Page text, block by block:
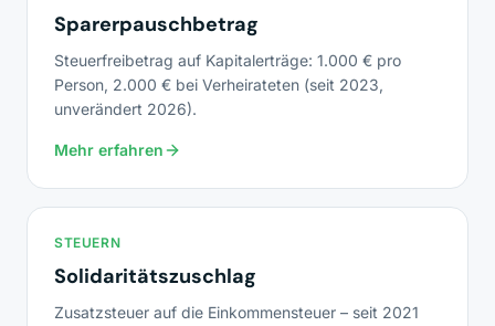
Sparerpauschbetrag
Steuerfreibetrag auf Kapitalerträge: 1.000 € pro
Person, 2.000 € bei Verheirateten (seit 2023,
unverändert 2026).
Mehr erfahren
STEUERN
Solidaritätszuschlag
Zusatzsteuer auf die Einkommensteuer – seit 2021